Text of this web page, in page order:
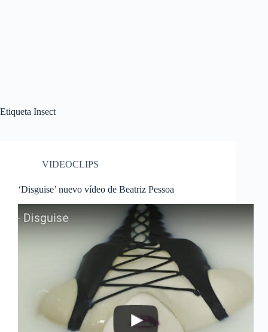
Etiqueta Insect
VIDEOCLIPS
‘Disguise’ nuevo vídeo de Beatriz Pessoa